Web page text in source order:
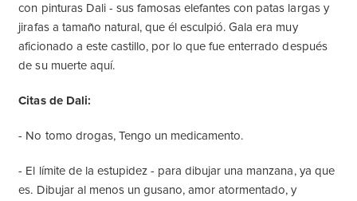
con pinturas Dali - sus famosas elefantes con patas largas y
jirafas a tamaño natural, que él esculpió. Gala era muy
aficionado a este castillo, por lo que fue enterrado después
de su muerte aquí.
Citas de Dali:
- No tomo drogas, Tengo un medicamento.
- El límite de la estupidez - para dibujar una manzana, ya que
es. Dibujar al menos un gusano, amor atormentado, y